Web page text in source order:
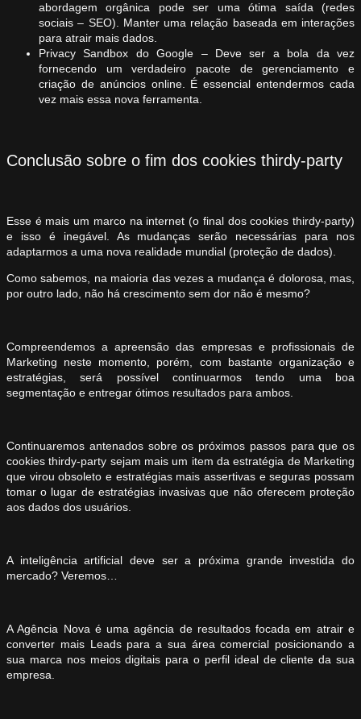
abordagem orgânica pode ser uma ótima saída (redes
sociais – SEO). Manter uma relação baseada em interações
para atrair mais dados.
Privacy Sandbox do Google – Deve ser a bola da vez
fornecendo um verdadeiro pacote de gerenciamento e
criação de anúncios online. É essencial entendermos cada
vez mais essa nova ferramenta.
Conclusão sobre o fim dos cookies thirdy-party
Esse é mais um marco na internet (o final dos cookies thirdy-party)
e isso é inegável. As mudanças serão necessárias para nos
adaptarmos a uma nova realidade mundial (proteção de dados).
Como sabemos, na maioria das vezes a mudança é dolorosa, mas,
por outro lado, não há crescimento sem dor não é mesmo?
Compreendemos a apreensão das empresas e profissionais de
Marketing neste momento, porém, com bastante organização e
estratégias, será possível continuarmos tendo uma boa
segmentação e entregar ótimos resultados para ambos.
Continuaremos antenados sobre os próximos passos para que os
cookies thirdy-party sejam mais um item da estratégia de Marketing
que virou obsoleto e estratégias mais assertivas e seguras possam
tomar o lugar de estratégias invasivas que não oferecem proteção
aos dados dos usuários.
A inteligência artificial deve ser a próxima grande investida do
mercado? Veremos…
A Agência Nova é uma agência de resultados focada em atrair e
converter mais Leads para a sua área comercial posicionando a
sua marca nos meios digitais para o perfil ideal de cliente da sua
empresa.